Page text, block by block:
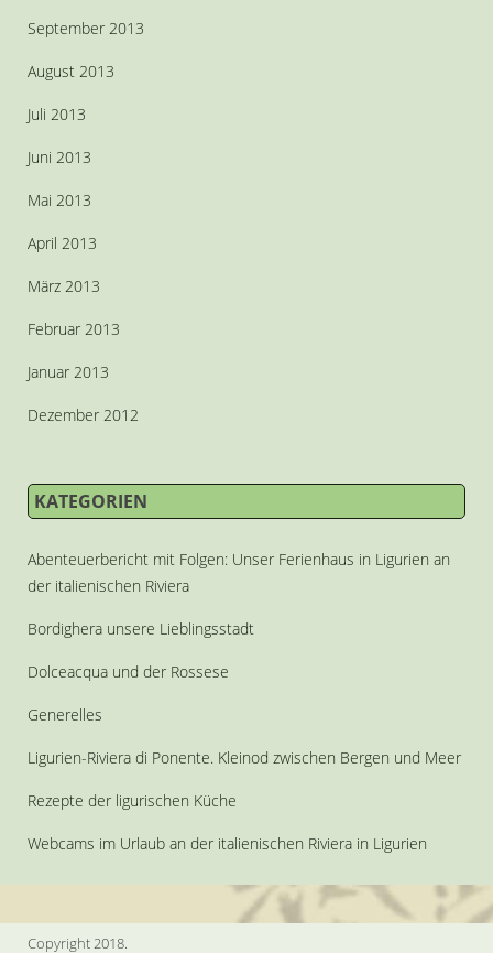
September 2013
August 2013
Juli 2013
Juni 2013
Mai 2013
April 2013
März 2013
Februar 2013
Januar 2013
Dezember 2012
KATEGORIEN
Abenteuerbericht mit Folgen: Unser Ferienhaus in Ligurien an
der italienischen Riviera
Bordighera unsere Lieblingsstadt
Dolceacqua und der Rossese
Generelles
Ligurien-Riviera di Ponente. Kleinod zwischen Bergen und Meer
Rezepte der ligurischen Küche
Webcams im Urlaub an der italienischen Riviera in Ligurien
Copyright 2018.